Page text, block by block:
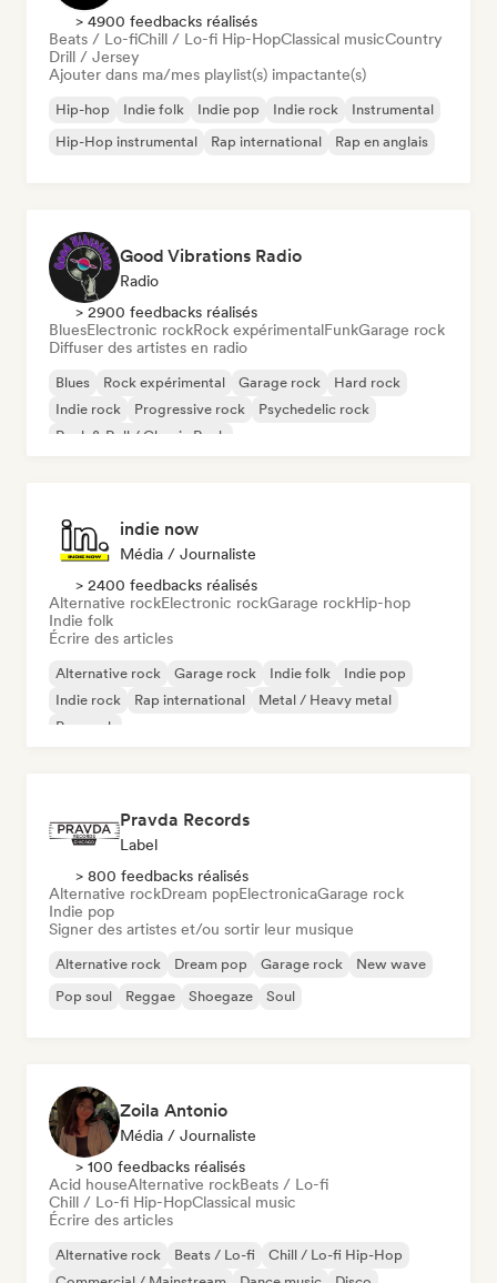
> 4900 feedbacks réalisés
Beats / Lo-fiChill / Lo-fi Hip-HopClassical musicCountry
Drill / Jersey
Ajouter dans ma/mes playlist(s) impactante(s)
Hip-hop Indie folk Indie pop Indie rock
Instrumental
Hip-Hop instrumental
Rap international Rap en anglais
Good Vibrations Radio
Radio
> 2900 feedbacks réalisés
BluesElectronic rockRock expérimentalFunkGarage rock
Diffuser des artistes en radio
Blues Rock expérimental Garage rock
Hard rock
Indie rock
Progressive rock
Psychedelic rock
Rock & Roll / Classic Rock
indie now
Média / Journaliste
> 2400 feedbacks réalisés
Alternative rockElectronic rockGarage rockHip-hop
Indie folk
Écrire des articles
Alternative rock Garage rock Indie folk
Indie pop
Indie rock
Rap international
Metal / Heavy metal
Pop rock
Pravda Records
Label
> 800 feedbacks réalisés
Alternative rockDream popElectronicaGarage rock
Indie pop
Signer des artistes et/ou sortir leur musique
Alternative rock Dream pop Garage rock
New wave
Pop soul
Reggae Shoegaze Soul
Zoila Antonio
Média / Journaliste
> 100 feedbacks réalisés
Acid houseAlternative rockBeats / Lo-fi
Chill / Lo-fi Hip-HopClassical music
Écrire des articles
Alternative rock Beats / Lo-fi
Chill / Lo-fi Hip-Hop